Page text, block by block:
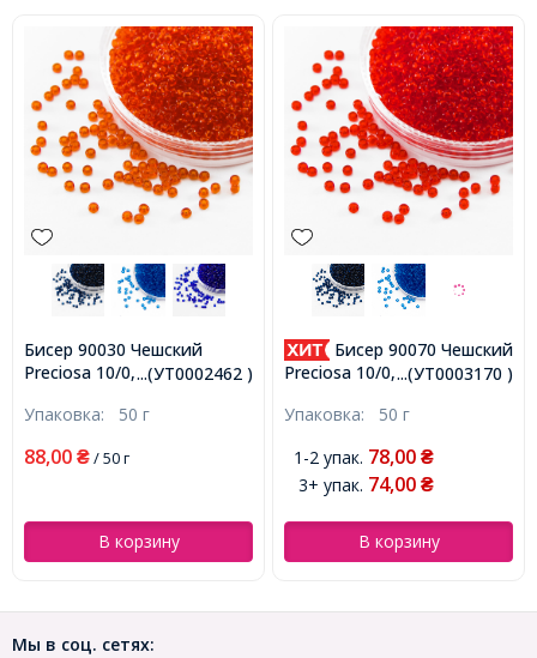
...(УТ0002462 )
Бисер 90030 Чешский
Preciosa 10/0, Прозрачный
(УТ0002462)
Упаковка: 50 г
88,00 ₴/ 50 г
В корзину
...(УТ0003170 )
Бисер 90070 Чешский
Preciosa 10/0, Прозрачный
(УТ0003170)
Упаковка: 50 г
1-2 упак. 78,00 ₴
3+ упак. 74,00 ₴
В корзину
Мы в соц. сетях: